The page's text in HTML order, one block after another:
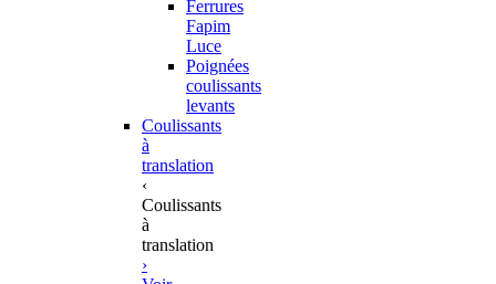
Ferrures
Fapim
Luce
Poignées
coulissants
levants
Coulissants
à
translation
‹
Coulissants
à
translation
›